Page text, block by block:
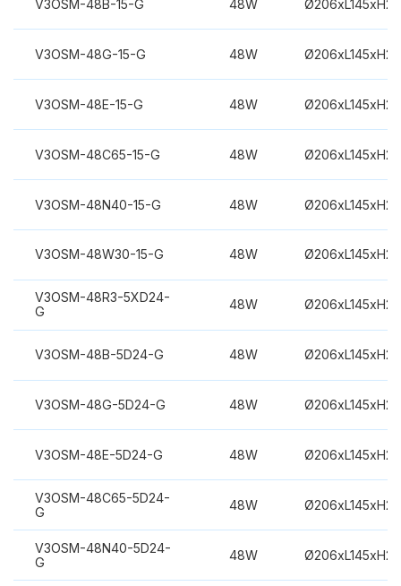
V3OSM-48B-15-G 48W
V3OSM-48G-15-G 48W
V3OSM-48E-15-G 48W
V3OSM-48C65-15-G 48W
V3OSM-48N40-15-G 48W
V3OSM-48W30-15-G 48W
V3OSM-48R3-5XD24-
G
48W
V3OSM-48B-5D24-G 48W
V3OSM-48G-5D24-G 48W
V3OSM-48E-5D24-G 48W
V3OSM-48C65-5D24-
G
48W
V3OSM-48N40-5D24-
G
48W